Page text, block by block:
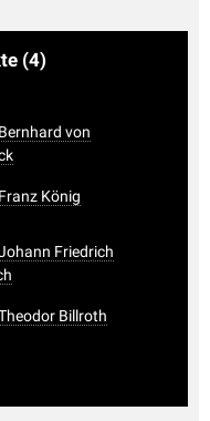
(4)
von
König
Friedrich
Billroth